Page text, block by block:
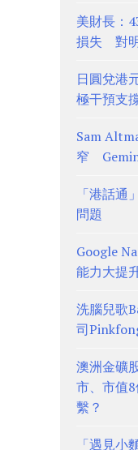
美財長：
損失 對
日圓兌港
極干預支
Sam
窄
「港話
問題
Google
能力大提
洗腦兒歌
司
澳洲金礦
市、市值
繫？
「遇見